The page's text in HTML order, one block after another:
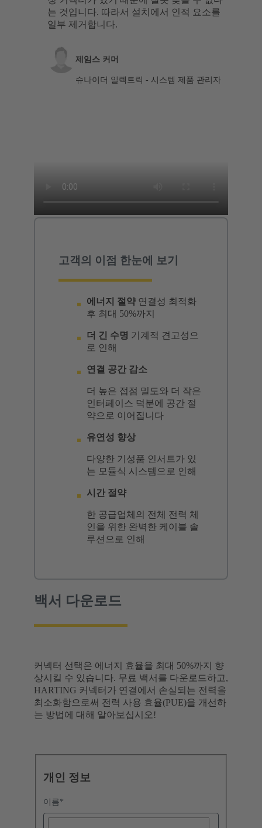
는 것입니다. 따라서 설치에서 인적 요소를
일부 제거합니다.
제임스 커머
슈나이더 일렉트릭 - 시스템 제품 관리자
고객의 이점 한눈에 보기
에너지 절약 연결성 최적화
후 최대 50%까지
더 긴 수명 기계적 견고성으
로 인해
연결 공간 감소
더 높은 접점 밀도와 더 작은
인터페이스 덕분에 공간 절
약으로 이어집니다
유연성 향상
다양한 기성품 인서트가 있
는 모듈식 시스템으로 인해
시간 절약
한 공급업체의 전체 전력 체
인을 위한 완벽한 케이블 솔
루션으로 인해
백서 다운로드
커넥터 선택은 에너지 효율을 최대 50%까지 향
상시킬 수 있습니다. 무료 백서를 다운로드하고,
HARTING 커넥터가 연결에서 손실되는 전력을
최소화함으로써 전력 사용 효율(PUE)을 개선하
는 방법에 대해 알아보십시오!
개인 정보
이름*